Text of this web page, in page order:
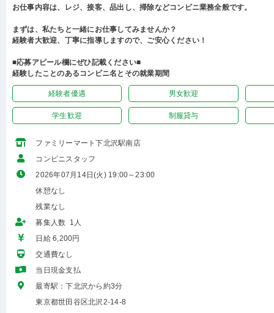
お仕事内容は、レジ、接客、品出し、掃除などコンビニ業務全般です。
まずは、私たちと一緒にお仕事してみませんか？
経験者大歓迎、丁寧に指導しますので、ご安心ください！
■応募アピール欄にぜひ記載ください■
経験したことのあるコンビニ名とその就業期間
経験者優遇 男女歓迎
学生歓迎 制服貸与
ファミリーマート下北沢駅南店
コンビニスタッフ
2026年07月14日(火) 19:00～23:00
休憩なし
残業なし
募集人数 1人
日給 6,200円
交通費なし
当日現金支払
最寄駅：下北沢から約3分
東京都世田谷区北沢2-14-8